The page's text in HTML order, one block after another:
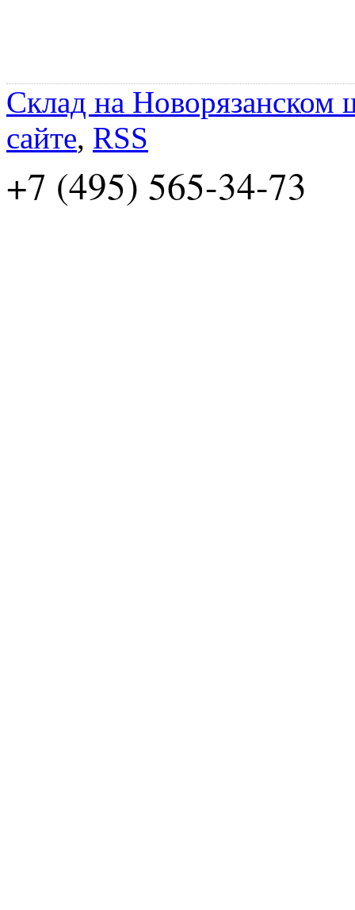
Склад на Новорязанском
сайте, RSS
+7 (495) 565-34-73